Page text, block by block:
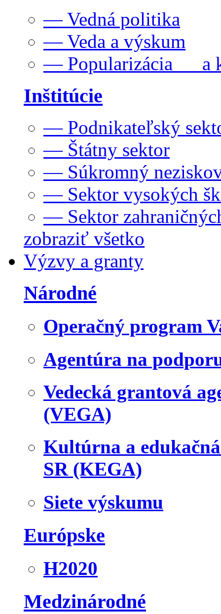
— Vedná politika
— Veda a výskum
— Popularizácia a
Inštitúcie
— Podnikateľský
— Štátny sektor
— Súkromný
— Sektor vysokých
— Sektor
zobraziť všetko
Výzvy a granty
Národné
Operačný program
Agentúra na
Vedecká grantová
(VEGA)
Kultúrna a
SR (KEGA)
Siete výskumu
Európske
H2020
Medzinárodné